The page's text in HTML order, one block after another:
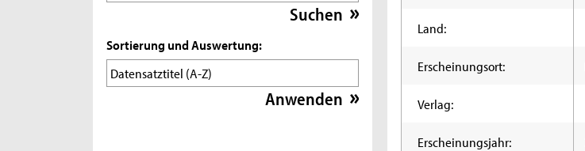
Sortierung und Auswertung:
Land:
Erscheinungsort:
Verlag:
Erscheinungsjahr: